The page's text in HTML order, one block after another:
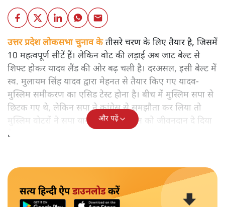
उत्तर प्रदेश लोकसभा चुनाव केतीसरे चरण के लिए तैयार है, जिसमें
10 महत्वपूर्ण सीटें हैं। लेकिन वोट की लड़ाई अब जाट बेल्ट से
शिफ्ट होकर यादव लैंड की ओर बढ़ चली है। दरअसल, इसी बेल्ट में
स्व. मुलायम सिंह यादव द्वारा मेहनत से तैयार किए गए यादव-
मुस्लिम समीकरण का एसिड टेस्ट होना है। बीच में मुस्लिम सपा से
छिटक गए थे, लेकिन सपा ने कांग्रेस से समझौता कर लिया तो
मुस्लिम वोटरों ने सपा यानी इंडिया गठबंधन को जीवनदान दे दिया
है।
और पढ़ें
सत्य हिन्दी ऐपडाउनलोडकरें